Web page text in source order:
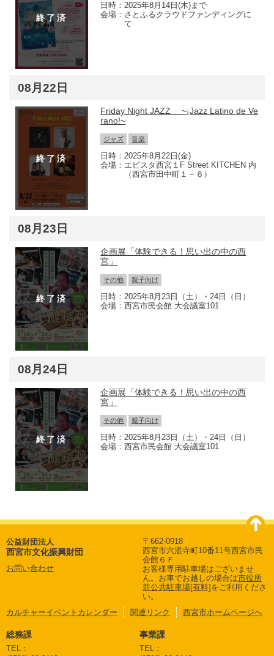
2025年8月14日(木)まで
さとふるクラウドファンディングに
て
08月22日
Friday Night JAZZ ~¡Jazz Latino de Ve
rano!~
ジャズ 音楽
2025年8月22日(金)
エビスタ西宮１F Street KITCHEN 内
（西宮市田中町１－６）
08月23日
企画展「体験できる！思い出の中の西
宮」
その他 親子向け
2025年8月23日（土）・24日（日）
西宮市民会館 大会議室101
08月24日
企画展「体験できる！思い出の中の西
宮」
その他 親子向け
2025年8月23日（土）・24日（日）
西宮市民会館 大会議室101
公益財団法人
西宮市文化振興財団
お問い合わせ
カルチャーイベントカレンダー 関連リンク 西宮市ホームページへ
〒662-0918
西宮市六湛寺町10番11号西宮市民
会館６Ｆ
お客様専用駐車場はございませ
ん。 お車でお越しの場合は市役所
前公共駐車場[有料] をご利用くださ
い。
総務課
TEL：
事業課
TEL：